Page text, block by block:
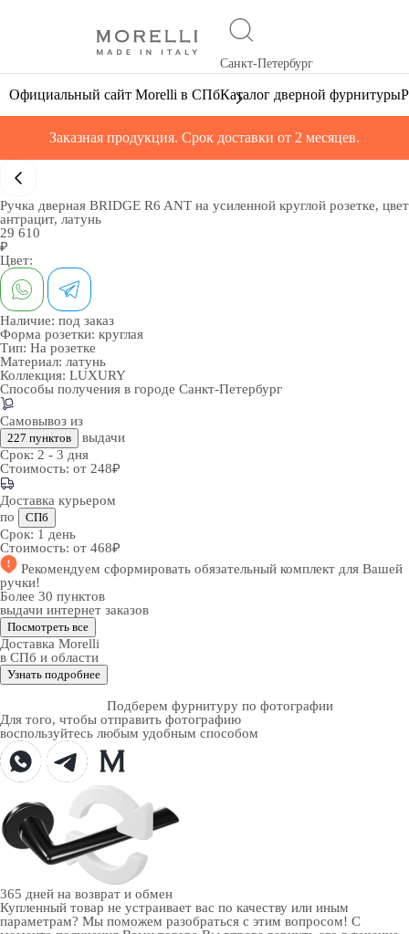
Санкт-Петербург
Официальный сайт Morelli в СПбКаталог дверной фурнитуры
Заказная продукция. Срок доставки от 2 месяцев.
Ручка дверная BRIDGE R6 ANT на усиленной круглой розетке, цвет
антрацит, латунь
29 610
₽
Цвет:
Наличие: под заказ
Форма розетки: круглая
Тип: На розетке
Материал: латунь
Коллекция: LUXURY
Способы получения в городе Санкт-Петербург
Самовывоз из
227 пунктов
выдачи
Срок: 2 - 3 дня
Стоимость: от 248₽
Доставка курьером
по
СПб
Срок: 1 день
Стоимость: от 468₽
Рекомендуем сформировать обязательный комплект для Вашей
ручки!
Более 30 пунктов
выдачи интернет заказов
Посмотреть все
Доставка Morelli
в СПб и области
Узнать подробнее
Подберем фурнитуру по фотографии
Для того, чтобы отправить фотографию
воспользуйтесь любым удобным способом
365 дней на возврат и обмен
Купленный товар не устраивает вас по качеству или иным
параметрам? Мы поможем разобраться с этим вопросом! С